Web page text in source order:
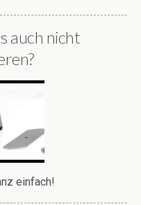
auch nicht
einfach!